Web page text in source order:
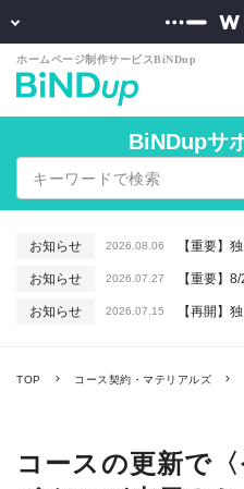
BiNDupサ
お知らせ 2026.08.06
お知らせ 2026.07.27
お知らせ 2026.07.15
TOP コース契約・マテリアルズ
コースの更新で